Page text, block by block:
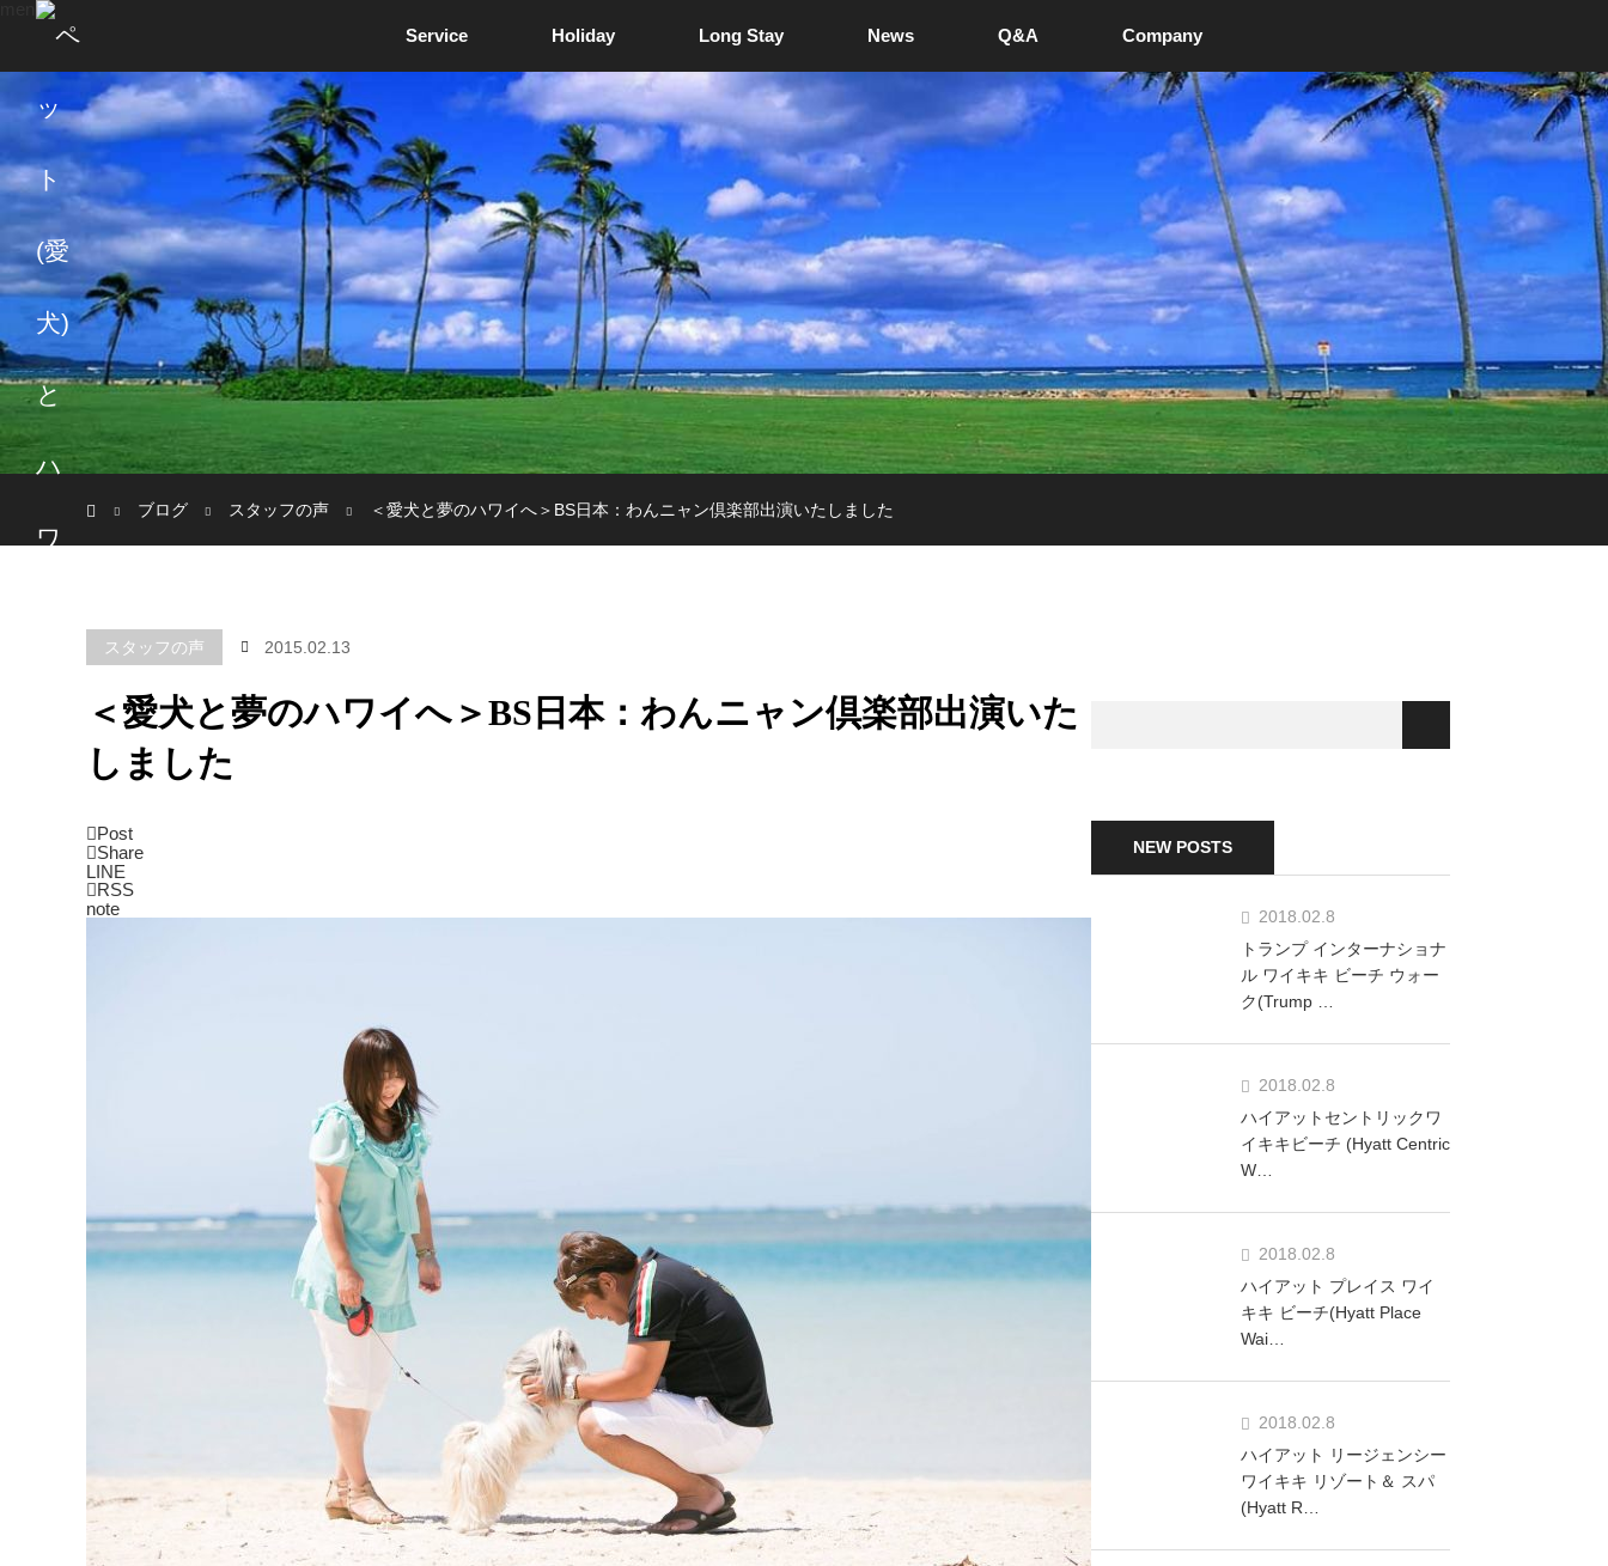
menu
Service
Holiday Long Stay News Q&A Company
ブログ
スタッフの声 ＜愛犬と夢のハワイへ＞BS日本：わんニャン倶楽部出演いたしました
スタッフの声 2015.02.13
＜愛犬と夢のハワイへ＞BS日本：わんニャン倶楽部出演いた
しました
Post
Share
LINE
RSS
note
NEW POSTS
2018.02.8
トランプ インターナショナ
ル ワイキキ ビーチ ウォー
ク(Trump …
2018.02.8
ハイアットセントリックワ
イキキビーチ (Hyatt Centric
W…
2018.02.8
ハイアット プレイス ワイ
キキ ビーチ(Hyatt Place
Wai…
2018.02.8
ハイアット リージェンシー
ワイキキ リゾート＆ スパ
(Hyatt R…